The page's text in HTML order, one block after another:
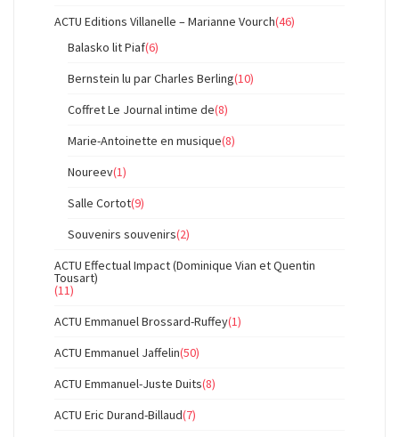
ACTU Editions Villanelle – Marianne Vourch(46)
Balasko lit Piaf(6)
Bernstein lu par Charles Berling(10)
Coffret Le Journal intime de(8)
Marie-Antoinette en musique(8)
Noureev(1)
Salle Cortot(9)
Souvenirs souvenirs(2)
ACTU Effectual Impact (Dominique Vian et Quentin
Tousart)
(11)
ACTU Emmanuel Brossard-Ruffey(1)
ACTU Emmanuel Jaffelin(50)
ACTU Emmanuel-Juste Duits(8)
ACTU Eric Durand-Billaud(7)